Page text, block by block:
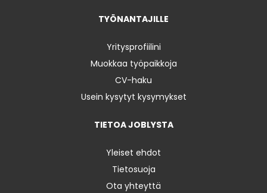
TYÖNANTAJILLE
Yritysprofiilini
Muokkaa työpaikkoja
CV-haku
Usein kysytyt kysymykset
TIETOA JOBLYSTA
Yleiset ehdot
Tietosuoja
Ota yhteyttä